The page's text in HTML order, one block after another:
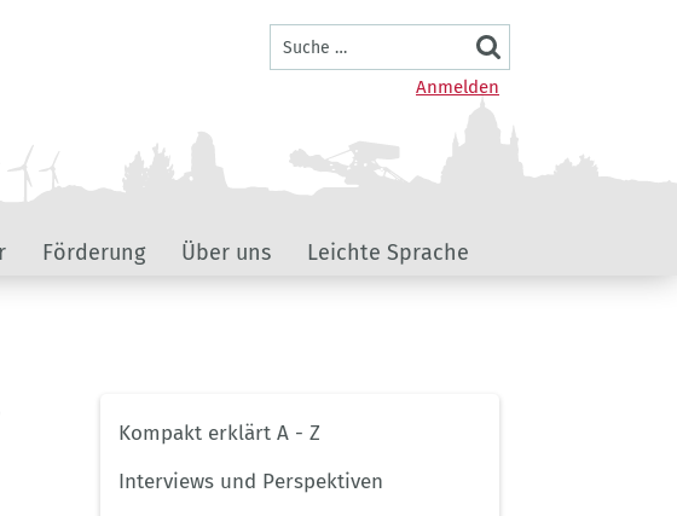
Benutzermenü
Anmelden
Suche
Förderung Über uns Leichte Sprache
Unternavigation
Hauptseite
Kompakt erklärt A - Z
Interviews und Perspektiven